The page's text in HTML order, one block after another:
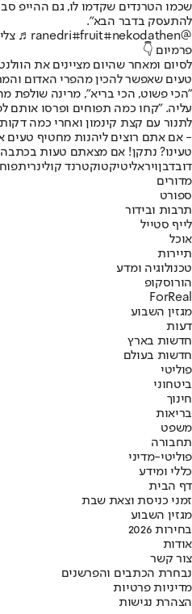
שכמו הטרנדים שקדמו לו, גם ההייפ
להתעסק בדבר הבא".
@ranedri
#fruit#nekodathen
♬
פרמיום 👇
לסיום ומאחר שהיום מציינים את
טעים שאפשר להכין מהפרי האדום
"הכי פשוט, הכי בריא", מרינה שולפת
עליה. "קחו כמה תפוחים ופרסו אותם
לתנור עם קצת קינמון ואחרי כמה
- אם אתם רוצים ליהנות מחטיף טעים
טעינו? נתקן! אם מצאתם טעות
דובדבןויראליטיקטוקטרנד קולינריתפוח
מדורים
ספורט
תרבות ובידור
לייף סטייל
אוכל
תיירות
טכנולוגיה ומדע
הורוסקופ
ForReal
מגזין השבוע
דעות
חדשות בארץ
חדשות בעולם
פוליטי
ביטחוני
חינוך
בריאות
משפט
תחבורה
פוליטי-מדיני
כללי ומידע
דף הבית
זמני כניסת וצאת שבת
מגזין השבוע
בחירות 2026
אודות
צור קשר
נבחרת הכתבים והפרשנים
מדיניות פרטיות
הצהרת נגישות